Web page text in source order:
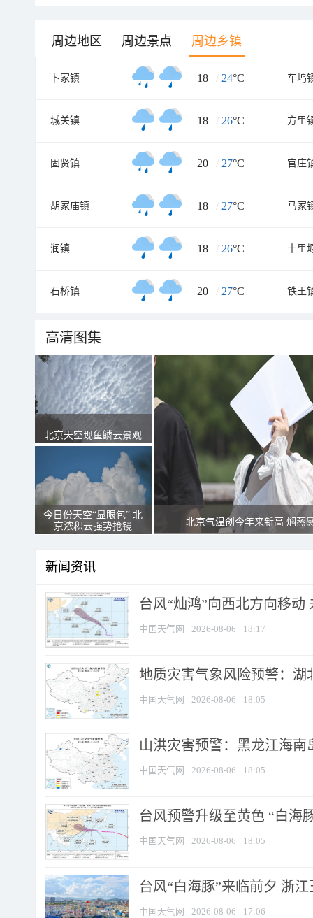
周边地区 周边景点 周边乡镇
卜家镇 18 / 24°C 车坞
城关镇 18 / 26°C 方里
固贤镇 20 / 27°C 官庄
胡家庙镇 18 / 27°C 马家
润镇 18 / 26°C 十里
石桥镇 20 / 27°C 铁王
高清图集
北京天空现鱼鳞云景观
今日份天空“显眼包” 北
京浓积云强势抢镜
北京气温创今年来新高 焖蒸
新闻资讯
台风“灿鸿”向西北方向移动
中国天气网 2026-08-06 18:17
地质灾害气象风险预警：湖
中国天气网 2026-08-06 18:05
山洪灾害预警：黑龙江海
中国天气网 2026-08-06 18:05
台风预警升级至黄色 “白海
中国天气网 2026-08-06 18:05
台风“白海豚”来临前夕 浙
中国天气网 2026-08-06 17:06